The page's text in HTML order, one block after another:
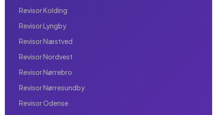
Revisor Kolding
Revisor Lyngby
Revisor Næstved
Revisor Nordvest
Revisor Nørrebro
Revisor Nørresundby
Revisor Odense